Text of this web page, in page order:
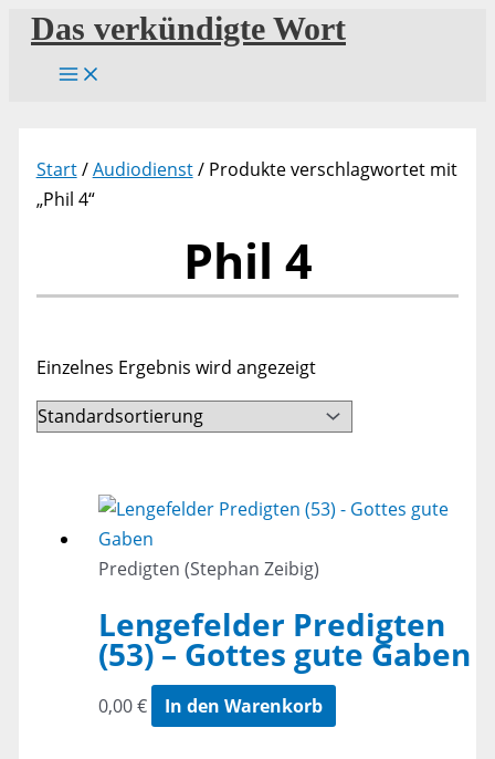
Zum
Inhalt
springen
Das verkündigte Wort
Start/Audiodienst/ Produkte verschlagwortet mit
„Phil 4“
Phil 4
Einzelnes Ergebnis wird angezeigt
Predigten (Stephan Zeibig)
Lengefelder Predigten
(53) – Gottes gute Gaben
0,00€ In den Warenkorb